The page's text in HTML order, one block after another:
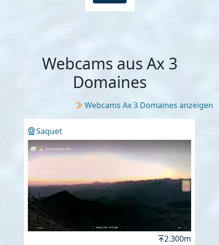
Webcams aus Ax 3
Domaines
Webcams Ax 3 Domaines anzeigen
Saquet
2.300m